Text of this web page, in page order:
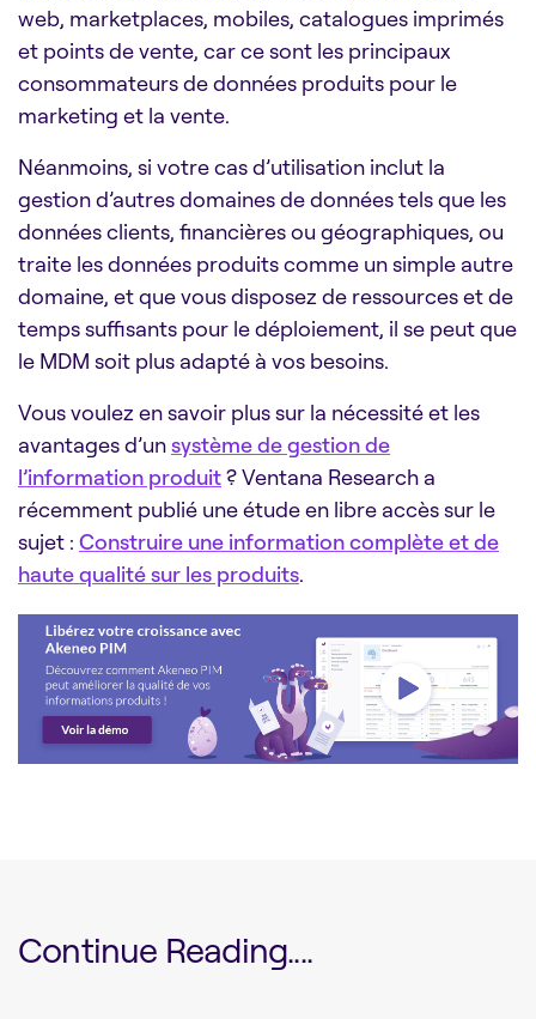
web, marketplaces, mobiles, catalogues imprimés
et points de vente, car ce sont les principaux
consommateurs de données produits pour le
marketing et la vente.
Néanmoins, si votre cas d’utilisation inclut la
gestion d’autres domaines de données tels que les
données clients, financières ou géographiques, ou
traite les données produits comme un simple autre
domaine, et que vous disposez de ressources et de
temps suffisants pour le déploiement, il se peut que
le MDM soit plus adapté à vos besoins.
Vous voulez en savoir plus sur la nécessité et les
avantages d’unsystème de gestion de
l’information produit? Ventana Research a
récemment publié une étude en libre accès sur le
sujet : Construire une information complète et de
haute qualité sur les produits.
Continue Reading....